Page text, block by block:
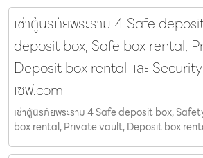
เช่าตู้นิรภัยพระราม 4 Safe
deposit box, Safe box rental,
Deposit box rental และ
เซฟ.com
เช่าตู้นิรภัยพระราม 4 Safe deposit box,
box rental, Private vault, Deposit box